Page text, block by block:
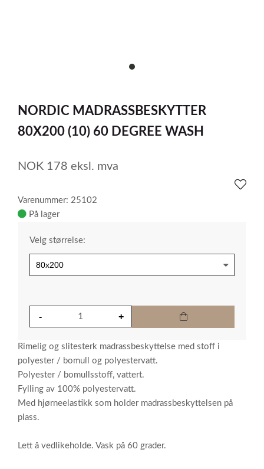
item
of
1
NORDIC MADRASSBESKYTTER
80X200 (10) 60 DEGREE WASH
NOK 178 eksl. mva
Varenummer: 25102
På lager
Velg størrelse:
Rimelig og slitesterk madrassbeskyttelse med stoff i
polyester / bomull og polyestervatt.
Polyester / bomullsstoff, vattert.
Fylling av 100% polyestervatt.
Med hjørneelastikk som holder madrassbeskyttelsen på
plass.
Lett å vedlikeholde. Vask på 60 grader.